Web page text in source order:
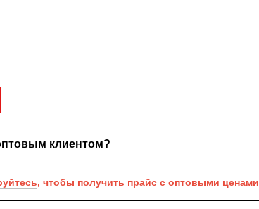
клиентом?
, чтобы получить прайс с оптовыми ценами